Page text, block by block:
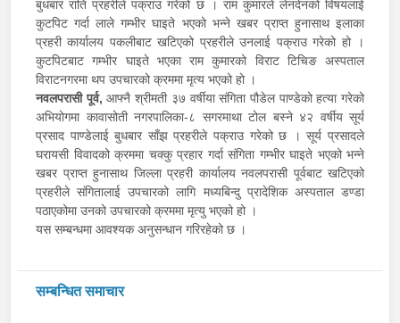
बुधबार राति प्रहरीले पक्राउ गरेको छ । राम कुमारले लेनदेनको विषयलाई
कुटपिट गर्दा लाले गम्भीर घाइते भएको भन्ने खबर प्राप्त हुनासाथ इलाका
प्रहरी कार्यालय पकलीबाट खटिएको प्रहरीले उनलाई पक्राउ गरेको हो ।
कुटपिटबाट गम्भीर घाइते भएका राम कुमारको विराट टिचिङ अस्पताल
विराटनगरमा थप उपचारको क्रममा मृत्य भएको हो ।
नवलपरासी पूर्व,आफ्नै श्रीमती ३७ वर्षीया संगिता पौडेल पाण्डेको हत्या गरेको
अभियोगमा कावासोती नगरपालिका-८ सगरमाथा टोल बस्ने ४२ वर्षीय सूर्य
प्रसाद पाण्डेलाई बुधबार साँझ प्रहरीले पक्राउ गरेको छ । सूर्य प्रसादले
घरायसी विवादको क्रममा चक्कु प्रहार गर्दा संगिता गम्भीर घाइते भएको भन्ने
खबर प्राप्त हुनासाथ जिल्ला प्रहरी कार्यालय नवलपरासी पूर्वबाट खटिएको
प्रहरीले संगितालाई उपचारको लागि मध्यबिन्दु प्रादेशिक अस्पताल डण्डा
पठाएकोमा उनको उपचारको क्रममा मृत्यु भएको हो ।
यस सम्बन्धमा आवश्यक अनुसन्धान गरिरहेको छ ।
सम्बन्धित समाचार